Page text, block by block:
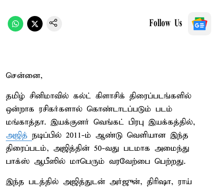
Follow Us
சென்னை,
தமிழ் சினிமாவில் கல்ட் கிளாசிக் திரைப்படங்களில்
ஒன்றாக ரசிகர்களால் கொண்டாடப்படும் படம்
மங்காத்தா. இயக்குனர் வெங்கட் பிரபு இயக்கத்தில்,
அஜித் நடிப்பில் 2011-ம் ஆண்டு வெளியான இந்த
திரைப்படம், அஜித்தின் 50-வது படமாக அமைந்து
பாக்ஸ் ஆபீஸில் மாபெரும் வரவேற்பை பெற்றது.
இந்த படத்தில் அஜித்துடன் அர்ஜுன், திரிஷா, ராய்